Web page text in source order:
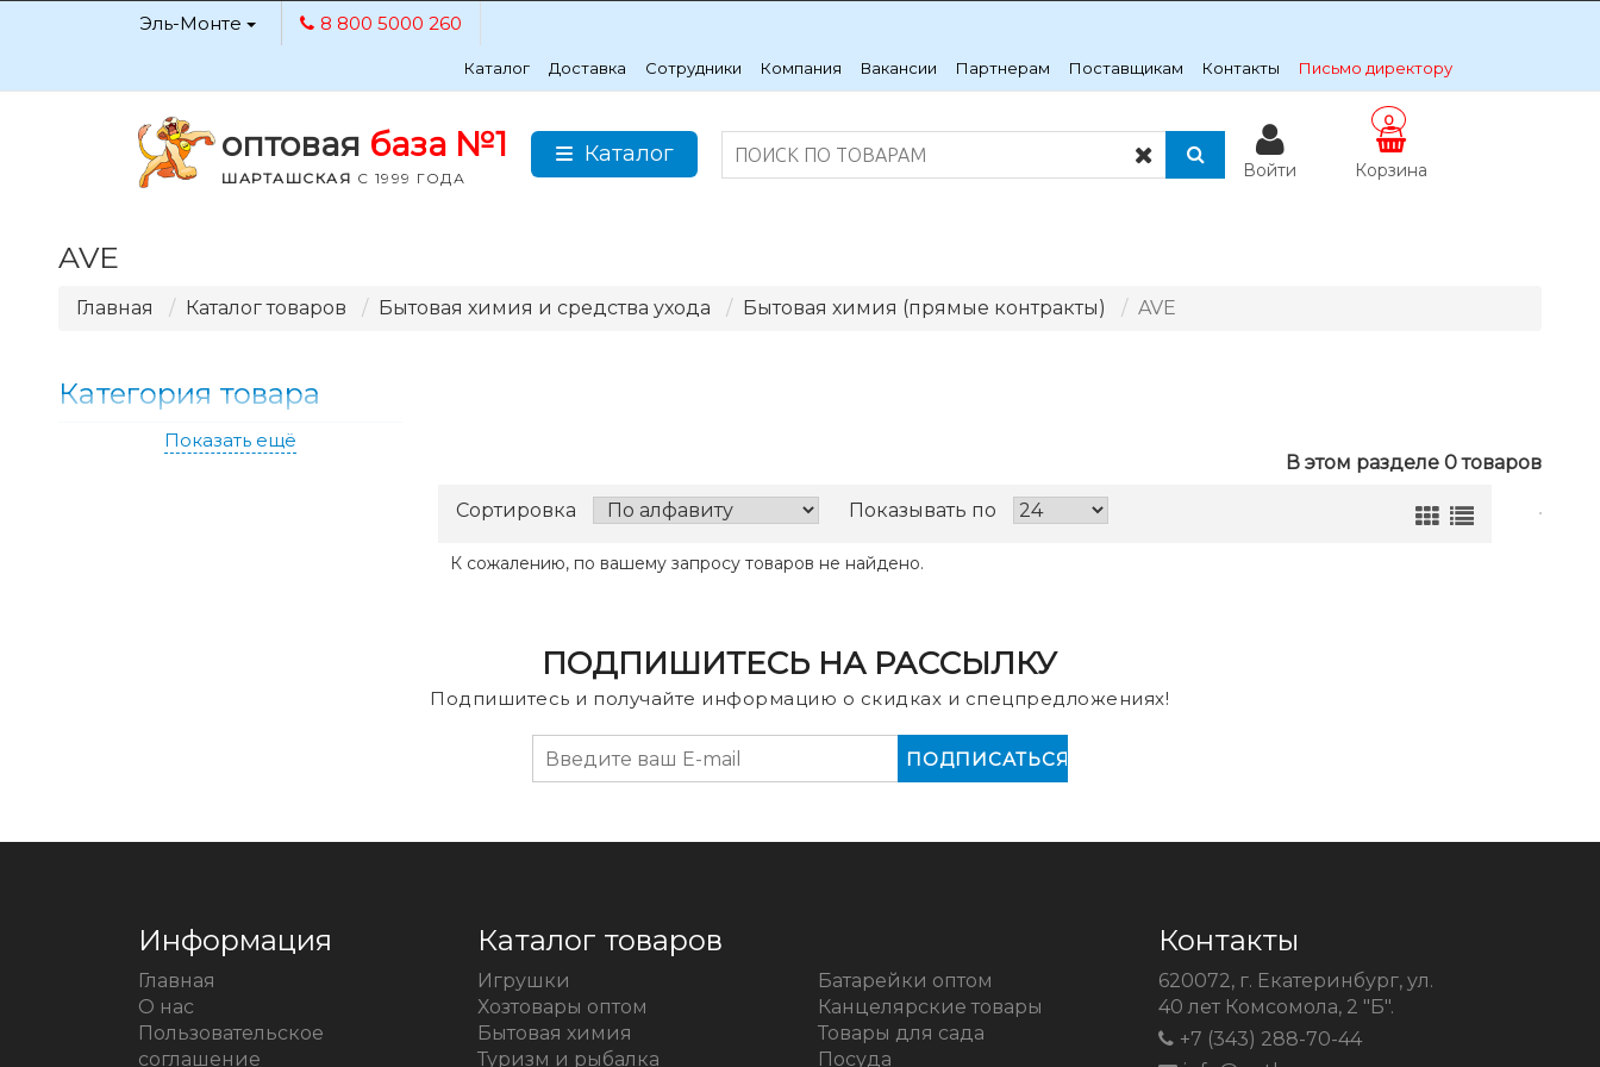
Эль-Монте 8 800 5000 260
Каталог Доставка Сотрудники Компания Вакансии Партнерам Поставщикам Контакты Письмо директору
оптовая база №1
ШАРТАШСКАЯ С 1999 ГОДА
Каталог
Войти Корзина
0
AVE
Главная Каталог товаров Бытовая химия и средства ухода Бытовая химия (прямые контракты) AVE
В этом разделе 0 товаров
Сортировка Показывать по
К сожалению, по вашему запросу товаров не найдено.
Категория товара
Показать ещё
ПОДПИШИТЕСЬ НА РАССЫЛКУ
Подпишитесь и получайте информацию о скидках и спецпредложениях!
Информация
Главная
О нас
Пользовательское
соглашение
Каталог товаров
Игрушки
Хозтовары оптом
Бытовая химия
Туризм и рыбалка
Батарейки оптом
Канцелярские товары
Товары для сада
Посуда
Контакты
620072, г. Екатеринбург, ул.
40 лет Комсомола, 2 "Б".
+7 (343) 288-70-44